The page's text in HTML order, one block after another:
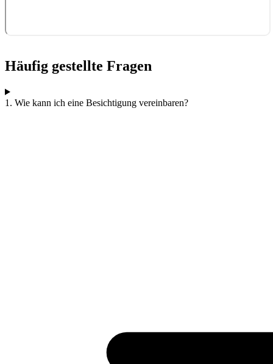
Häufig gestellte Fragen
1. Wie kann ich eine Besichtigung vereinbaren?